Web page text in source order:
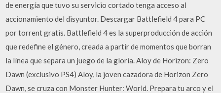
de energía que tuvo su servicio cortado tenga acceso al
accionamiento del disyuntor. Descargar Battlefield 4 para PC
por torrent gratis. Battlefield 4 es la superproducción de acción
que redefine el género, creada a partir de momentos que borran
la línea que separa un juego de la gloria. Aloy de Horizon: Zero
Dawn (exclusivo PS4) Aloy, la joven cazadora de Horizon Zero
Dawn, se cruza con Monster Hunter: World. Prepara tu arco y el